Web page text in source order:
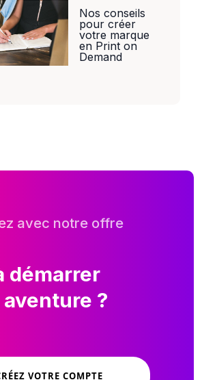
Nos conseils
pour créer
votre marque
en Print on
Demand
avec notre offre
démarrer
?
VOTRE COMPTE